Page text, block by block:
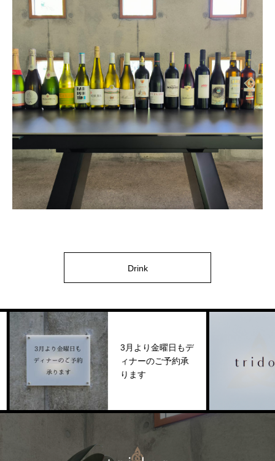
Drink
3月より金曜日もデ
ィナーのご予約承
ります
知